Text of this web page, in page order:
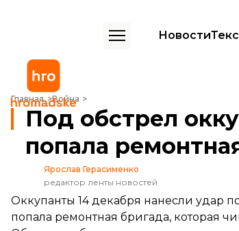
Новости
Главная Война
Под обстрел оккупантов в Херсонской области
Под обстрел
попала
Ярослав Герасименко
редактор ленты новостей
Оккупанты 14 декабря нанесли удар
попала ремонтная бригада, которая